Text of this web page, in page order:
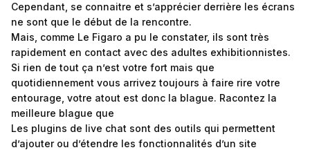
Cependant, se connaitre et s’apprécier derrière les écrans
ne sont que le début de la rencontre.
Mais, comme Le Figaro a pu le constater, ils sont très
rapidement en contact avec des adultes exhibitionnistes.
Si rien de tout ça n’est votre fort mais que
quotidiennement vous arrivez toujours à faire rire votre
entourage, votre atout est donc la blague. Racontez la
meilleure blague que
Les plugins de live chat sont des outils qui permettent
d’ajouter ou d’étendre les fonctionnalités d’un site